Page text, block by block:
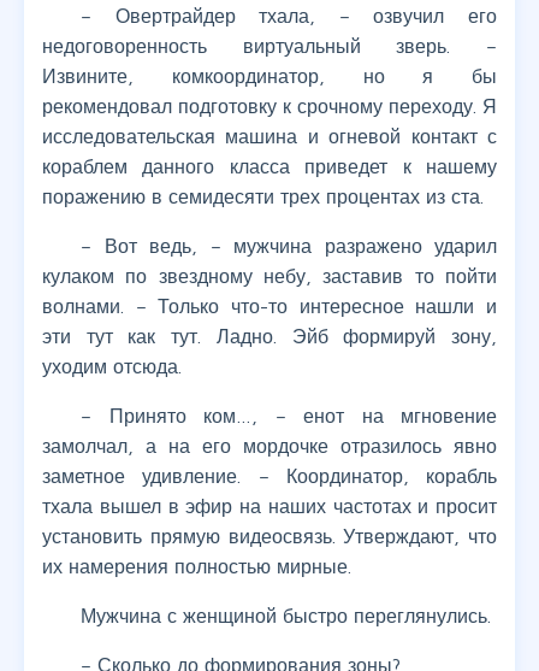
– Овертрайдер тхала, – озвучил его
недоговоренность виртуальный зверь. –
Извините, комкоординатор, но я бы
рекомендовал подготовку к срочному переходу. Я
исследовательская машина и огневой контакт с
кораблем данного класса приведет к нашему
поражению в семидесяти трех процентах из ста.
– Вот ведь, – мужчина разражено ударил
кулаком по звездному небу, заставив то пойти
волнами. – Только что-то интересное нашли и
эти тут как тут. Ладно. Эйб формируй зону,
уходим отсюда.
– Принято ком…, – енот на мгновение
замолчал, а на его мордочке отразилось явно
заметное удивление. – Координатор, корабль
тхала вышел в эфир на наших частотах и просит
установить прямую видеосвязь. Утверждают, что
их намерения полностью мирные.
Мужчина с женщиной быстро переглянулись.
– Сколько до формирования зоны?